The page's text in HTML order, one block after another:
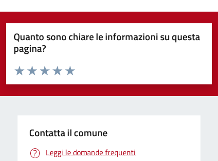
Quanto sono chiare le informazioni su questa
pagina?
Domanda
Valuta da 1 a 5 stelle la pagina
Valuta 5 stelle su 5
Valuta 4 stelle su 5
Valuta 3 stelle su 5
Valuta 2 stelle su 5
Valuta 1 stelle su 5
Contatta il comune
Leggi le domande frequenti